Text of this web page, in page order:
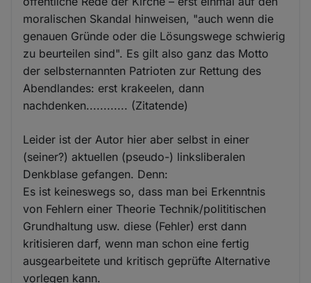
moralischen Skandal hinweisen, "auch wenn die
genauen Gründe oder die Lösungswege schwierig
zu beurteilen sind". Es gilt also ganz das Motto
der selbsternannten Patrioten zur Rettung des
Abendlandes: erst krakeelen, dann
nachdenken............ (Zitatende)
Leider ist der Autor hier aber selbst in einer
(seiner?) aktuellen (pseudo-) linksliberalen
Denkblase gefangen. Denn:
Es ist keineswegs so, dass man bei Erkenntnis
von Fehlern einer Theorie Technik/polititischen
Grundhaltung usw. diese (Fehler) erst dann
kritisieren darf, wenn man schon eine fertig
ausgearbeitete und kritisch geprüfte Alternative
vorlegen kann.